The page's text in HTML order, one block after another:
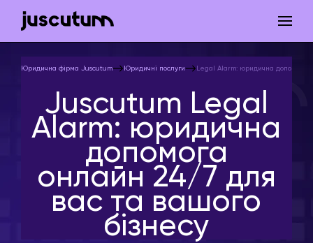
Юридична фірма Juscutum Юридичні послуги Legal Alarm: юридична допомога
Juscutum Legal
Alarm: юридична
допомога
онлайн 24/7 для
вас та вашого
бізнесу